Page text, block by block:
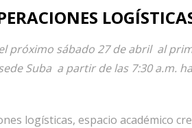
próximo sábado 27 de abril al
Suba a partir de las 7:30 a.m.
logísticas, espacio académico